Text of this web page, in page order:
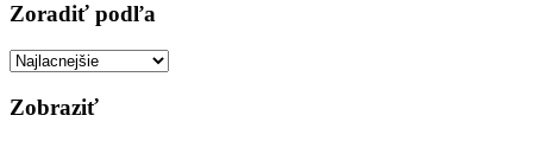
Zoradiť podľa
Zobraziť